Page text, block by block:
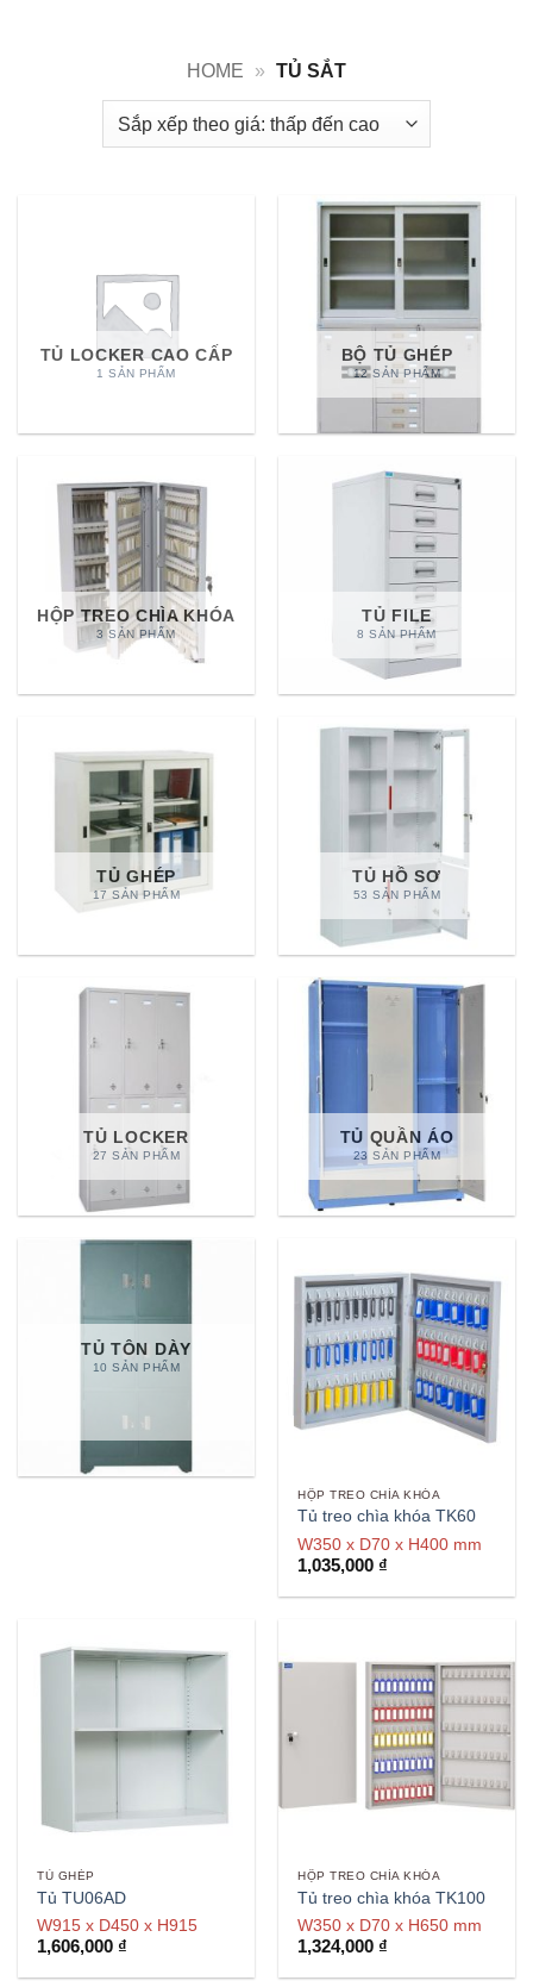
HOME » TỦ SẮT
TỦ LOCKER CAO CẤP
1 SẢN PHẨM
BỘ TỦ GHÉP
12 SẢN PHẨM
HỘP TREO CHÌA KHÓA
3 SẢN PHẨM
TỦ FILE
8 SẢN PHẨM
TỦ GHÉP
17 SẢN PHẨM
TỦ HỒ SƠ
53 SẢN PHẨM
TỦ LOCKER
27 SẢN PHẨM
TỦ QUẦN ÁO
23 SẢN PHẨM
TỦ TÔN DÀY
10 SẢN PHẨM
HỘP TREO CHÌA KHÓA
Tủ treo chìa khóa TK60
W350 x D70 x H400 mm
1,035,000 ₫
TỦ GHÉP
Tủ TU06AD
W915 x D450 x H915
1,606,000 ₫
HỘP TREO CHÌA KHÓA
Tủ treo chìa khóa TK100
W350 x D70 x H650 mm
1,324,000 ₫